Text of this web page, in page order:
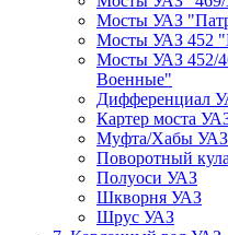
Мосты УАЗ
Мосты УАЗ 452
Мосты УАЗ 452/
Военные"
Дифференциал
Картер моста
Муфта/Хабы УАЗ
Поворотный
Полуоси УАЗ
Шкворня УАЗ
Шрус УАЗ